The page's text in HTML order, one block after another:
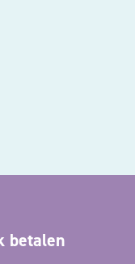
betalen